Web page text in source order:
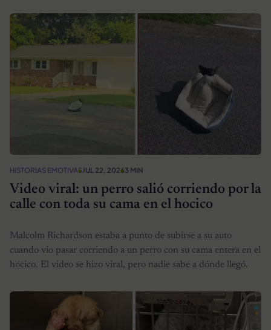
HISTORIAS EMOTIVASJUL 22, 20263 MIN
Video viral: un perro salió corriendo por la
calle con toda su cama en el hocico
Malcolm Richardson estaba a punto de subirse a su auto
cuando vio pasar corriendo a un perro con su cama entera en el
hocico. El video se hizo viral, pero nadie sabe a dónde llegó.